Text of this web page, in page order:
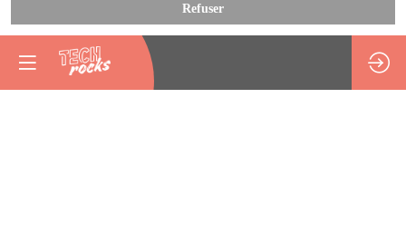
Refuser